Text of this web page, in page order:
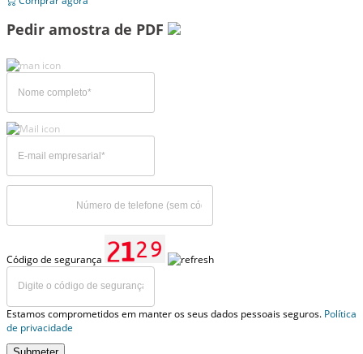
Pedir amostra de PDF
Código de segurança
Estamos comprometidos em manter os seus dados pessoais seguros. Política
de privacidade